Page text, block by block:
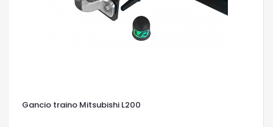
Gancio traino Mitsubishi L200